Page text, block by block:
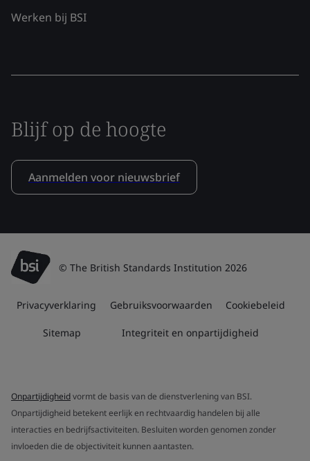
Werken bij BSI
Blijf op de hoogte
Aanmelden voor nieuwsbrief
© The British Standards Institution 2026
Privacyverklaring Gebruiksvoorwaarden Cookiebeleid
Sitemap Integriteit en onpartijdigheid
Onpartijdigheidvormt de basis van de dienstverlening van BSI.
Onpartijdigheid betekent eerlijk en rechtvaardig handelen bij alle
interacties en bedrijfsactiviteiten. Besluiten worden genomen zonder
invloeden die de objectiviteit kunnen aantasten.